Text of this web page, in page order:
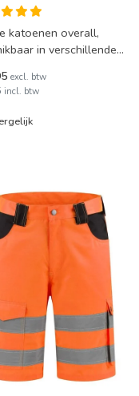
katoenen overall,
in verschillende
voor o.a. p
excl. btw
incl. btw